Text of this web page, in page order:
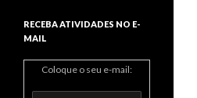
RECEBA ATIVIDADES NO E-
MAIL
Coloque o seu e-mail: